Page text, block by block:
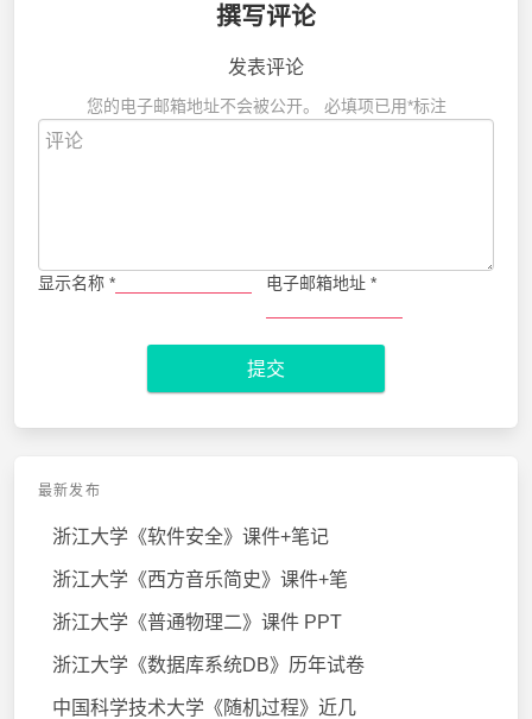
撰写评论
发表评论
您的电子邮箱地址不会被公开。 必填项已用*标注
显示名称 * 电子邮箱地址 *
提交
最新发布
浙江大学《软件安全》课件+笔记
浙江大学《西方音乐简史》课件+笔
浙江大学《普通物理二》课件 PPT
浙江大学《数据库系统DB》历年试卷
中国科学技术大学《随机过程》近几